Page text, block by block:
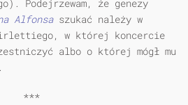
Podejrzewam, że genezy
Alfonsa szukać należy w
w której koncercie
albo o której mógł mu
***